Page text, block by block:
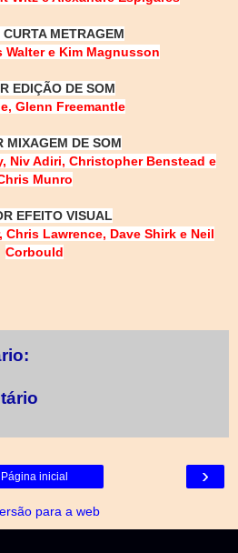
METRAGEM
Walter e Kim Magnusson
EDIÇÃO DE SOM
Glenn Freemantle
MIXAGEM DE SOM
Niv Adiri, Christopher Benstead e
Munro
EFEITO VISUAL
Chris Lawrence, Dave Shirk e Neil
Corbould
›
Página inicial
para a web